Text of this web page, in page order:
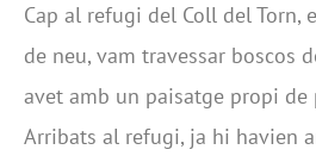
Cap al refugi del Coll del Torn,
de neu, vam travessar boscos
avet amb un paisatge propi de
Arribats al refugi, ja hi havien